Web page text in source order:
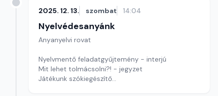
2025. 12. 13. szombat 14:04
Nyelvédesanyánk
Anyanyelvi rovat
Nyelvmentő feladatgyűjtemény - interjú
Mit lehet tolmácsolni?! - jegyzet
Játékunk szókiegészítő